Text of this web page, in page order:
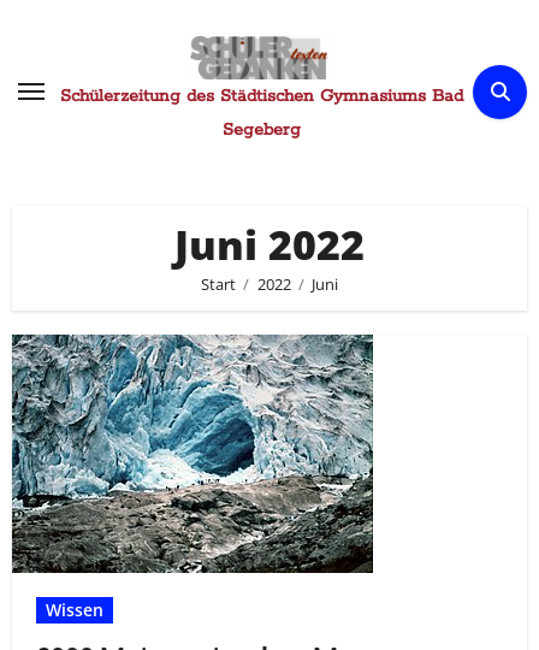
springenSchülerzeitung des Städtischen Gymnasiums Bad
Segeberg
Juni 2022
Start 2022 Juni
Wissen